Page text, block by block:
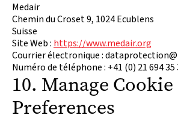
Medair
Chemin du Croset 9, 1024 Ecublens
Suisse
Site Web : https://www.medair.org
Courrier électronique :
Numéro de téléphone : +41 (0) 21 694 35
10. Manage Cookie
Preferences